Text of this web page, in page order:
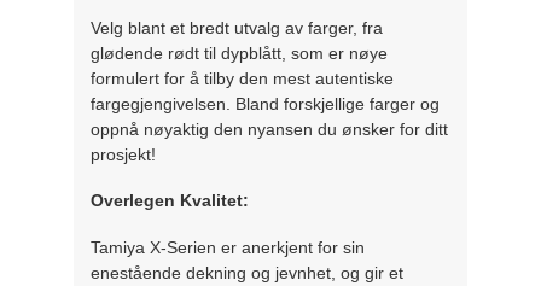
Velg blant et bredt utvalg av farger, fra
glødende rødt til dypblått, som er nøye
formulert for å tilby den mest autentiske
fargegjengivelsen. Bland forskjellige farger og
oppnå nøyaktig den nyansen du ønsker for ditt
prosjekt!
Overlegen Kvalitet:
Tamiya X-Serien er anerkjent for sin
enestående dekning og jevnhet, og gir et